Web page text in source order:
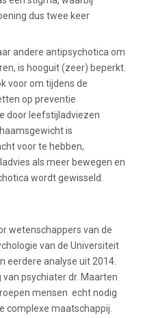
dus twee keer
andere antipsychotica om
is hooguit (zeer) beperkt.
voor om tijdens de
op preventie
door leefstijladviezen
is
voor te hebben,
als meer bewegen en
wordt gewisseld.
wetenschappers van de
van de Universiteit
eerdere analyse uit 2014.
psychiater dr. Maarten
mensen echt nodig
complexe maatschappij.